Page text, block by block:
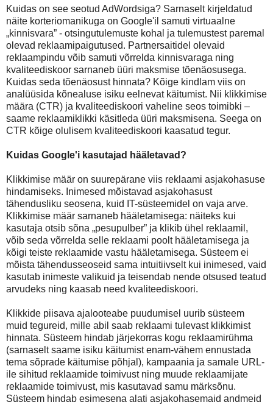
Kuidas on see seotud AdWordsiga? Sarnaselt kirjeldatud
näite korteriomanikuga on Google'il samuti virtuaalne
„kinnisvara” - otsingutulemuste kohal ja tulemustest paremal
olevad reklaamipaigutused. Partnersaitidel olevaid
reklaampindu võib samuti võrrelda kinnisvaraga ning
kvaliteediskoor sarnaneb üüri maksmise tõenäosusega.
Kuidas seda tõenäosust hinnata? Kõige kindlam viis on
analüüsida kõnealuse isiku eelnevat käitumist. Nii klikkimise
määra (CTR) ja kvaliteediskoori vaheline seos toimibki –
saame reklaamiklikki käsitleda üüri maksmisena. Seega on
CTR kõige olulisem kvaliteediskoori kaasatud tegur.
Kuidas Google'i kasutajad hääletavad?
Klikkimise määr on suurepärane viis reklaami asjakohasuse
hindamiseks. Inimesed mõistavad asjakohasust
tähendusliku seosena, kuid IT-süsteemidel on vaja arve.
Klikkimise määr sarnaneb hääletamisega: näiteks kui
kasutaja otsib sõna „pesupulber” ja klikib ühel reklaamil,
võib seda võrrelda selle reklaami poolt hääletamisega ja
kõigi teiste reklaamide vastu hääletamisega. Süsteem ei
mõista tähendusseoseid sama intuitiivselt kui inimesed, vaid
kasutab inimeste valikuid ja teisendab nende otsused teatud
arvudeks ning kaasab need kvaliteediskoori.
Klikkide piisava ajalooteabe puudumisel uurib süsteem
muid tegureid, mille abil saab reklaami tulevast klikkimist
hinnata. Süsteem hindab järjekorras kogu reklaamirühma
(sarnaselt saame isiku käitumist enam-vähem ennustada
tema sõprade käitumise põhjal), kampaania ja samale URL-
ile sihitud reklaamide toimivust ning muude reklaamijate
reklaamide toimivust, mis kasutavad samu märksõnu.
Süsteem hindab esimesena alati asjakohasemaid andmeid